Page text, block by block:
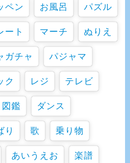
ペン お風呂 パズル
ート マーチ ぬりえ
ガチャ パジャマ
ク レジ テレビ
図鑑 ダンス
り 歌 乗り物
あいうえお 楽譜